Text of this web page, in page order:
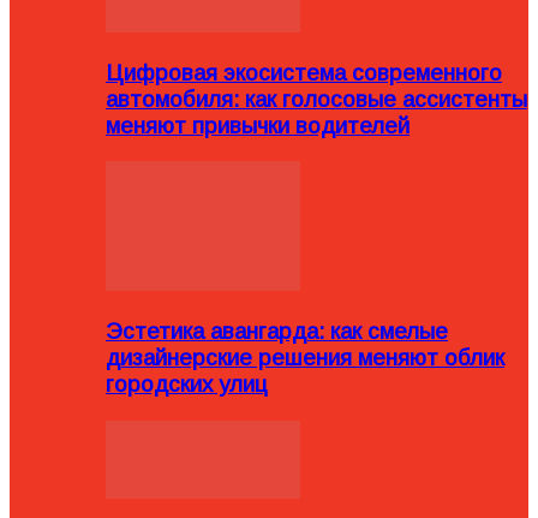
Цифровая экосистема современного
автомобиля: как голосовые ассистенты
меняют привычки водителей
Эстетика авангарда: как смелые
дизайнерские решения меняют облик
городских улиц